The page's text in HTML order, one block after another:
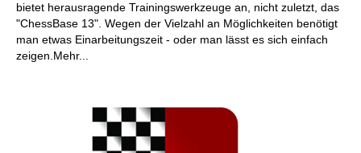
bietet herausragende Trainingswerkzeuge an, nicht zuletzt, das
"ChessBase 13". Wegen der Vielzahl an Möglichkeiten benötigt
man etwas Einarbeitungszeit - oder man lässt es sich einfach
zeigen.Mehr...